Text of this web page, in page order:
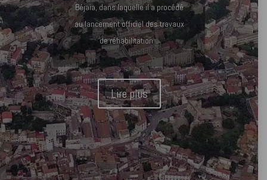
Béjaia, dans laquelle il a procédé
au lancement officiel des travaux
de réhabilitation...
Lire plus